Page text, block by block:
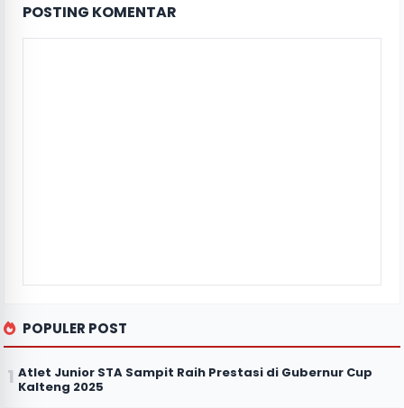
POSTING KOMENTAR
POPULER POST
Atlet Junior STA Sampit Raih Prestasi di Gubernur Cup
Kalteng 2025